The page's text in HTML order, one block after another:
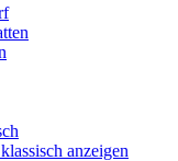
anzeigen